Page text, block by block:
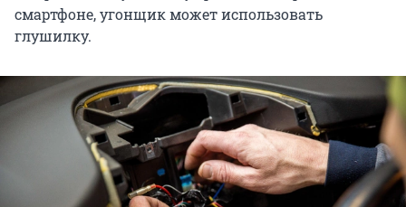
смартфоне, угонщик может использовать
глушилку.